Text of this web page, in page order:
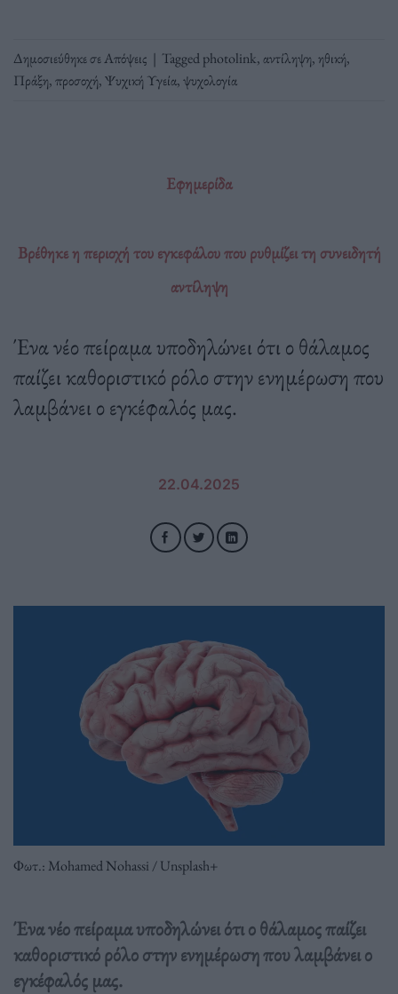
Δημοσιεύθηκε σεΑπόψεις | Taggedphotolink,αντίληψη,ηθική,
Πράξη,προσοχή,Ψυχική Υγεία,ψυχολογία
Εφημερίδα
Βρέθηκε η περιοχή του εγκεφάλου που ρυθμίζει τη συνειδητή
αντίληψη
Ένα νέο πείραμα υποδηλώνει ότι ο θάλαμος
παίζει καθοριστικό ρόλο στην ενημέρωση που
λαμβάνει ο εγκέφαλός μας.
22.04.2025
Φωτ.: Mohamed Nohassi / Unsplash+
Ένα νέο πείραμα υποδηλώνει ότι ο θάλαμος παίζει
καθοριστικό ρόλο στην ενημέρωση που λαμβάνει ο
εγκέφαλός μας.